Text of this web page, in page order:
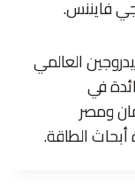
فايننس.
العالمي
في
ومصر
أبحاث الطاقة.